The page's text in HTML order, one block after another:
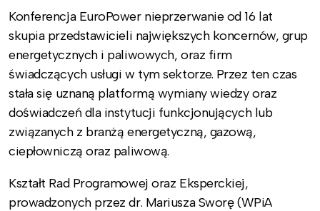
Konferencja EuroPower nieprzerwanie od 16 lat
skupia przedstawicieli największych koncernów, grup
energetycznych i paliwowych, oraz firm
świadczących usługi w tym sektorze. Przez ten czas
stała się uznaną platformą wymiany wiedzy oraz
doświadczeń dla instytucji funkcjonujących lub
związanych z branżą energetyczną, gazową,
ciepłowniczą oraz paliwową.
Kształt Rad Programowej oraz Eksperckiej,
prowadzonych przez dr. Mariusza Sworę (WPiA